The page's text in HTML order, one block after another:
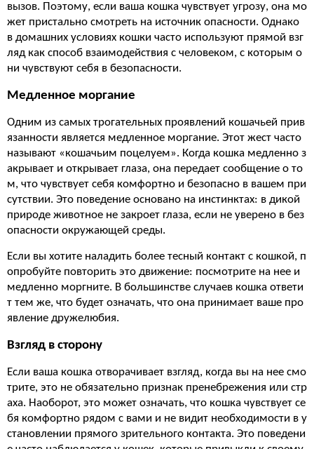
вызов. Поэтому, если ваша кошка чувствует угрозу, она мо
жет пристально смотреть на источник опасности. Однако
в домашних условиях кошки часто используют прямой взг
ляд как способ взаимодействия с человеком, с которым о
ни чувствуют себя в безопасности.
Медленное моргание
Одним из самых трогательных проявлений кошачьей прив
язанности является медленное моргание. Этот жест часто
называют «кошачьим поцелуем». Когда кошка медленно з
акрывает и открывает глаза, она передает сообщение о то
м, что чувствует себя комфортно и безопасно в вашем при
сутствии. Это поведение основано на инстинктах: в дикой
природе животное не закроет глаза, если не уверено в без
опасности окружающей среды.
Если вы хотите наладить более тесный контакт с кошкой, п
опробуйте повторить это движение: посмотрите на нее и
медленно моргните. В большинстве случаев кошка ответи
т тем же, что будет означать, что она принимает ваше про
явление дружелюбия.
Взгляд в сторону
Если ваша кошка отворачивает взгляд, когда вы на нее смо
трите, это не обязательно признак пренебрежения или стр
аха. Наоборот, это может означать, что кошка чувствует се
бя комфортно рядом с вами и не видит необходимости в у
становлении прямого зрительного контакта. Это поведени